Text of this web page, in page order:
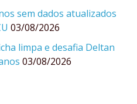
sem dados atualizados
03/08/2026
limpa e desafia Deltan
03/08/2026